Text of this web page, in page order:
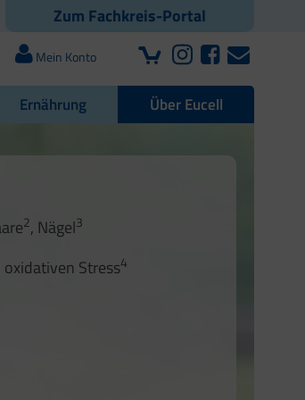
Zum Fachkreis-Portal
Mein Konto
Ernährung Über Eucell
1
2, Nägel3
Stress4
3